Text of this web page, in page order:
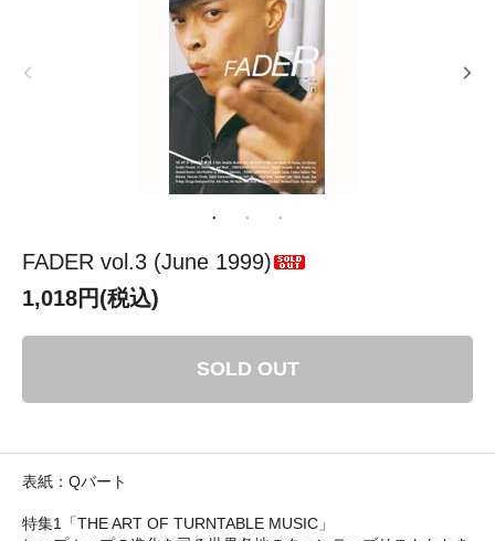
FADER vol.3 (June 1999)
1,018円(税込)
SOLD OUT
表紙：Qバート
特集1「THE ART OF TURNTABLE MUSIC」